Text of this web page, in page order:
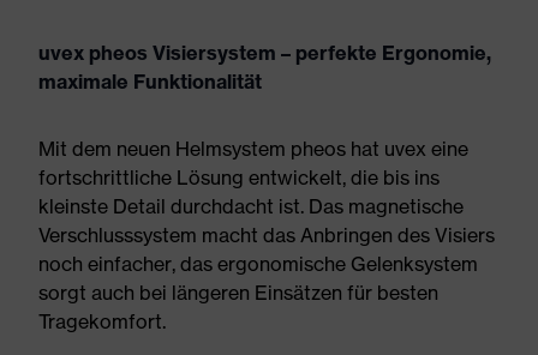
uvex pheos Visiersystem – perfekte Ergonomie,
maximale Funktionalität
Mit dem neuen Helmsystem pheos hat uvex eine
fortschrittliche Lösung entwickelt, die bis ins
kleinste Detail durchdacht ist. Das magnetische
Verschlusssystem macht das Anbringen des Visiers
noch einfacher, das ergonomische Gelenksystem
sorgt auch bei längeren Einsätzen für besten
Tragekomfort.